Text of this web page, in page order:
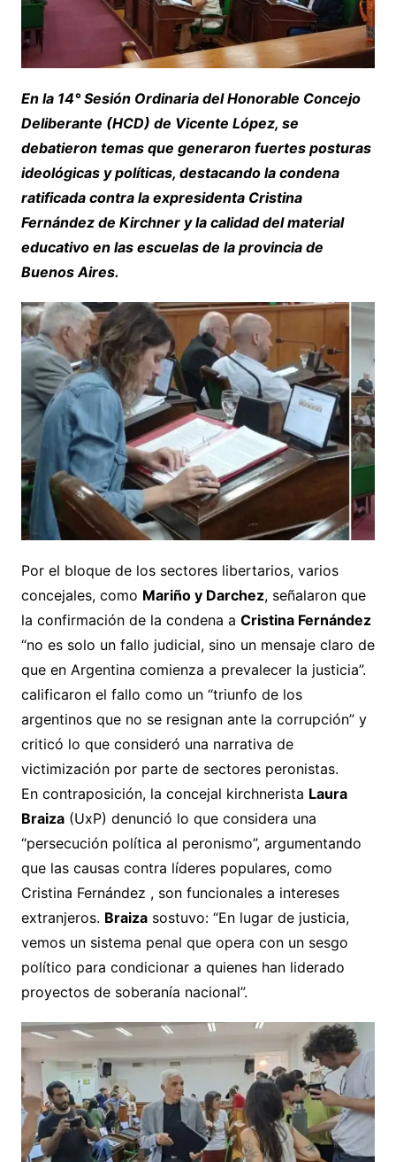
En la 14° Sesión Ordinaria del Honorable Concejo
Deliberante (HCD) de Vicente López, se
debatieron temas que generaron fuertes posturas
ideológicas y políticas, destacando la condena
ratificada contra la expresidenta Cristina
Fernández de Kirchner y la calidad del material
educativo en las escuelas de la provincia de
Buenos Aires.
Por el bloque de los sectores libertarios, varios
concejales, como Mariño y Darchez, señalaron que
la confirmación de la condena a Cristina Fernández
“no es solo un fallo judicial, sino un mensaje claro de
que en Argentina comienza a prevalecer la justicia”.
calificaron el fallo como un “triunfo de los
argentinos que no se resignan ante la corrupción” y
criticó lo que consideró una narrativa de
victimización por parte de sectores peronistas.
En contraposición, la concejal kirchnerista Laura
Braiza(UxP) denunció lo que considera una
“persecución política al peronismo”, argumentando
que las causas contra líderes populares, como
Cristina Fernández , son funcionales a intereses
extranjeros. Braizasostuvo: “En lugar de justicia,
vemos un sistema penal que opera con un sesgo
político para condicionar a quienes han liderado
proyectos de soberanía nacional”.